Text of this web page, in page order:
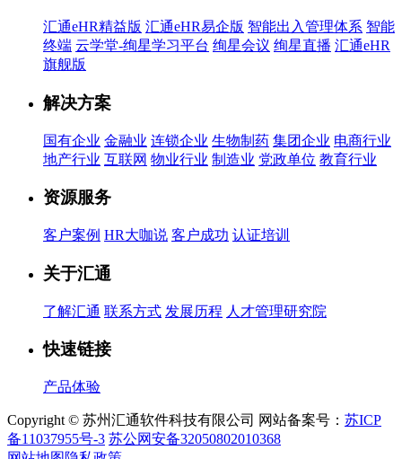
汇通eHR精益版 汇通eHR易企版 智能出入管理体系 智能
终端 云学堂-绚星学习平台 绚星会议 绚星直播 汇通eHR
旗舰版
解决方案
国有企业 金融业 连锁企业 生物制药 集团企业 电商行业
地产行业 互联网 物业行业 制造业 党政单位 教育行业
资源服务
客户案例 HR大咖说 客户成功 认证培训
关于汇通
了解汇通 联系方式 发展历程 人才管理研究院
快速链接
产品体验
Copyright © 苏州汇通软件科技有限公司 网站备案号： 苏ICP
备11037955号-3 苏公网安备32050802010368